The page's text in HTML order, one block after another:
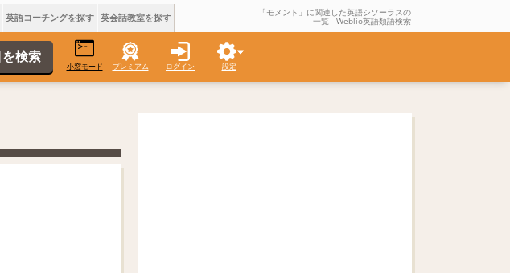
英語コーチングを探す 英会話教室を探す 「モメント」に関連した英語シソーラスの
一覧 - Weblio英語類語検索
小窓モード プレミアム ログイン 設定